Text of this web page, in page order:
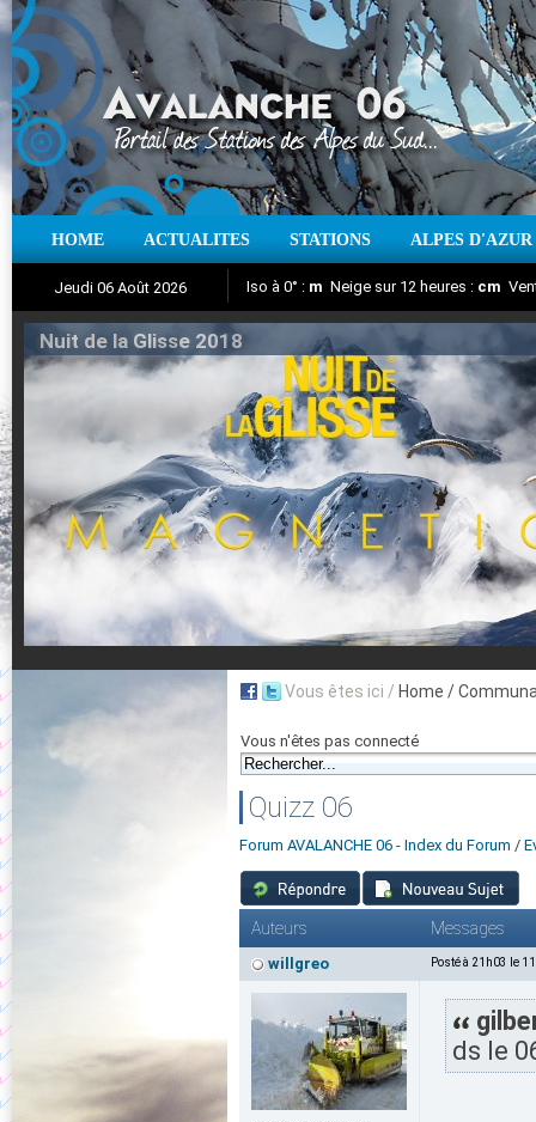
HOME ACTUALITES STATIONS ALPES D'AZUR
Jeudi 06 Août 2026
Aujourd'hui : T° Min : °C T° Max :°C
Iso à 0° : m Neige sur 12 heures : cm
Suivez en direct l'actualité des stations
Nuit de la Glisse 2018
Vous êtes ici / Home /
Vous n'êtes pas connecté
Quizz 06
Forum AVALANCHE 06 - Index du Forum /
Auteurs Messages
willgreo Posté à 21h03 le
ds le